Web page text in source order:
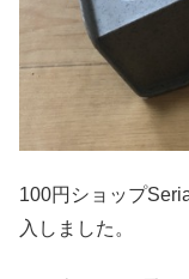
100円ショップ
入しました。